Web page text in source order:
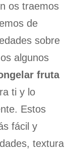
os traemos
de
sobre
algunos
fruta
ti y lo
Estos
fácil y
textura